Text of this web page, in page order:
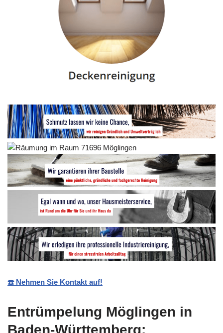
☎️ Nehmen Sie Kontakt auf!
Entrümpelung Möglingen in
Baden-Württemberg: